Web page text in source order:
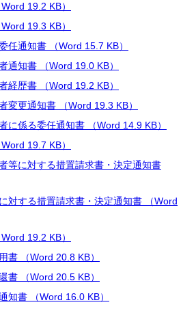
19.2 KB）
19.3 KB）
通知書 （Word 15.7 KB）
知書 （Word 19.0 KB）
歴書 （Word 19.2 KB）
更通知書 （Word 19.3 KB）
係る委任通知書 （Word 14.9 KB）
19.7 KB）
等に対する措置請求書・決定通知書
する措置請求書・決定通知書 （Word
19.2 KB）
（Word 20.8 KB）
（Word 20.5 KB）
書 （Word 16.0 KB）